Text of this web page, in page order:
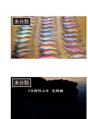
未分類
未分類